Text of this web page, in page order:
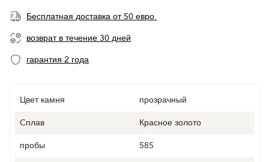
Бесплатная доставка от 50 евро.
возврат в течение 30 дней
гарантия 2 года
Цвет камня
прозрачный
Cплав
Красное золото
пробы
585